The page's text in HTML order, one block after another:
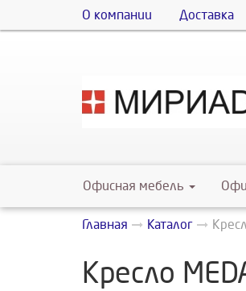
О компании Доставка
Офисная мебель
Главная Каталог
Кресло